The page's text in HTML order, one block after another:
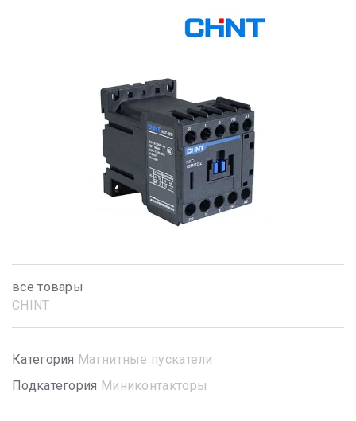
все товары
CHINT
Категория Магнитные пускатели
Подкатегория Миниконтакторы